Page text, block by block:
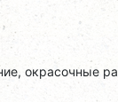
окрасочные